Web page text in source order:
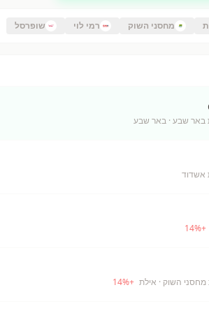
מחסני השוק רמי לוי שופרסל
באר שבע · באר שבע
אשדוד
+
14%
· אילת +
14%